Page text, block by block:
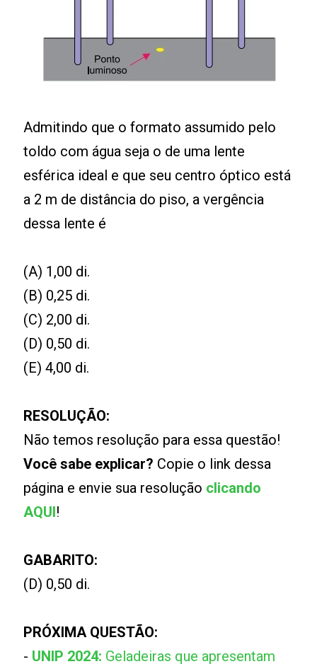
Admitindo que o formato assumido pelo
toldo com água seja o de uma lente
esférica ideal e que seu centro óptico está
a 2 m de distância do piso, a vergência
dessa lente é
(A) 1,00 di.
(B) 0,25 di.
(C) 2,00 di.
(D) 0,50 di.
(E) 4,00 di.
RESOLUÇÃO:
Não temos resolução para essa questão!
Você sabe explicar? Copie o link dessa
página e envie sua resolução clicando
AQUI!
GABARITO:
(D) 0,50 di.
PRÓXIMA QUESTÃO:
- UNIP 2024: Geladeiras que apresentam